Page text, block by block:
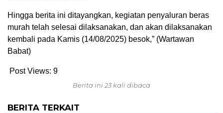
Hingga berita ini ditayangkan, kegiatan penyaluran beras
murah telah selesai dilaksanakan, dan akan dilaksanakan
kembali pada Kamis (14/08/2025) besok,” (Wartawan
Babat)
Post Views: 9
Berita ini 23 kali dibaca
BERITA TERKAIT